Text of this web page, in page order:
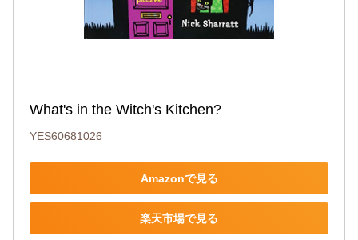
What's in the Witch's Kitchen?
YES60681026
Amazonで見る
楽天市場で見る